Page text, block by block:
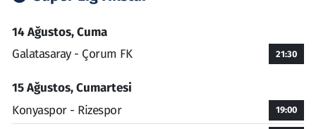
14 Ağustos, Cuma
Galatasaray - Çorum FK
21:30
15 Ağustos, Cumartesi
Konyaspor - Rizespor
19:00